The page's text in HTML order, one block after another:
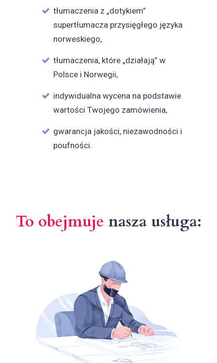
tłumaczenia z „dotykiem”
supertłumacza przysięgłego języka
norweskiego,
tłumaczenia, które „działają” w
Polsce i Norwegii,
indywidualna wycena na podstawie
wartości Twojego zamówienia,
gwarancja jakości, niezawodności i
poufności.
To obejmuje nasza usługa: